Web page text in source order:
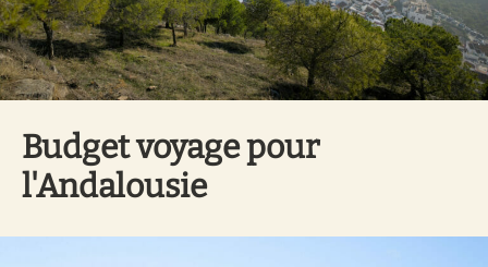
Budget voyage pour
l'Andalousie